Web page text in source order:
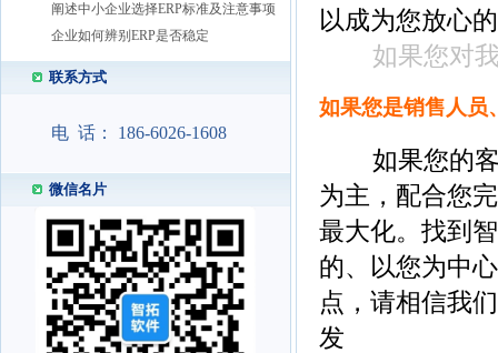
以成为您放心
如果您对
如果您是销售人员
如果您的客
为主，配合您
最大化。找到
的、以您为中
点，请相信我
发
阐述中小企业选择ERP标准及注意事项
企业如何辨别ERP是否稳定
联系方式
电 话： 186-6026-1608
微信名片